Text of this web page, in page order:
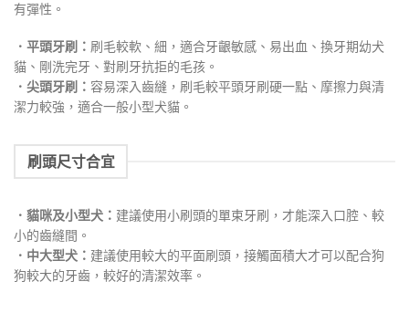
有彈性。
．平頭牙刷： 刷毛較軟、細，適合牙齦敏感、易出血、換牙期幼犬
貓、剛洗完牙、對刷牙抗拒的毛孩。
．尖頭牙刷： 容易深入齒縫，刷毛較平頭牙刷硬一點、摩擦力與清
潔力較強，適合一般小型犬貓。
刷頭尺寸合宜
．貓咪及小型犬： 建議使用小刷頭的單束牙刷，才能深入口腔、較
小的齒縫間。
．中大型犬： 建議使用較大的平面刷頭，接觸面積大才可以配合狗
狗較大的牙齒，較好的清潔效率。